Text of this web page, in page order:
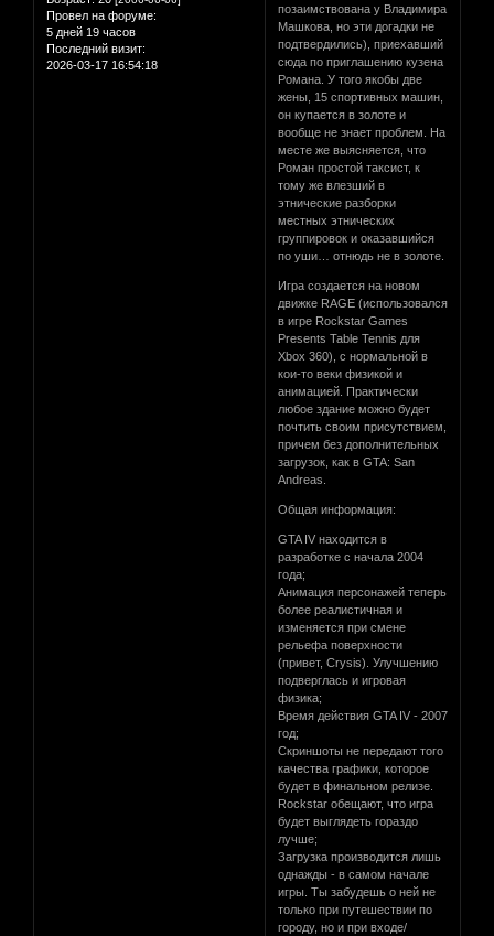
Провел на форуме:
5 дней 19 часов
Последний визит:
2026-03-17 16:54:18
позаимствована у Владимира
Машкова, но эти догадки не
подтвердились), приехавший
сюда по приглашению кузена
Романа. У того якобы две
жены, 15 спортивных машин,
он купается в золоте и
вообще не знает проблем. На
месте же выясняется, что
Роман простой таксист, к
тому же влезший в
этнические разборки
местных этнических
группировок и оказавшийся
по уши… отнюдь не в золоте.
Игра создается на новом
движке RAGE (использовался
в игре Rockstar Games
Presents Table Tennis для
Xbox 360), с нормальной в
кои-то веки физикой и
анимацией. Практически
любое здание можно будет
почтить своим присутствием,
причем без дополнительных
загрузок, как в GTA: San
Andreas.
Общая информация:
GTA IV находится в
разработке с начала 2004
года;
Анимация персонажей теперь
более реалистичная и
изменяется при смене
рельефа поверхности
(привет, Crysis). Улучшению
подверглась и игровая
физика;
Время действия GTA IV - 2007
год;
Скриншоты не передают того
качества графики, которое
будет в финальном релизе.
Rockstar обещают, что игра
будет выглядеть гораздо
лучше;
Загрузка производится лишь
однажды - в самом начале
игры. Ты забудешь о ней не
только при путешествии по
городу, но и при входе/